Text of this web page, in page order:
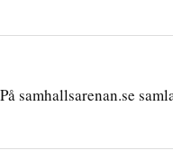
På samhallsarenan.se